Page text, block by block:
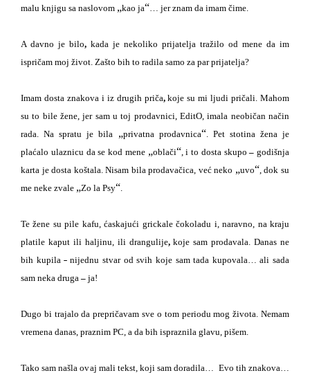
malu knjigu sa naslovom „kao ja“ … jer znam da imam čime.
A davno je bilo, kada je nekoliko prijatelja tražilo od mene da im
ispričam moj život. Zašto bih to radila samo za par prijatelja?
Imam dosta znakova i iz drugih priča,koje su mi ljudi pričali. Mahom
su to bile žene, jer sam u toj prodavnici, EditO, imala neobičan način
rada. Na spratu je bila „privatna prodavnica“. Pet stotina ženaje
plaćalo ulaznicu da se kod mene „oblači“, i to dosta skupo– godišnja
karta je dosta koštala. Nisam bila prodavačica, već neko „uvo“, dok su
me neke zvale „Zo la Psy“
Te žene su pile kafu, ćaskajući grickale čokoladu i, naravno, na kraju
platile kaput ili haljinu, ili drangulije,koje sam prodavala. Danas ne
bih kupila
nijednu stvar od svih koje sam tada kupovala… ali sada
sam neka druga – ja!
Dugo bi trajalo da prepričavam sve o tom periodu mog života. Nemam
vremena danas, praznim PC, a da bih ispraznila glavu, pišem.
Tako sam našla ovaj mali tekst, koji sam doradila… Evo tih znakova